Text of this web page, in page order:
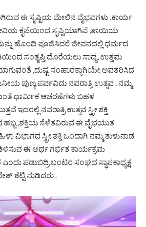
ಈ ಸೃಷ್ಟಿಯ ಮೇಲಿನ ವೈಭವಗಳು ,ಕಾರ್ಯ
ದೇವಿಯ ಕೃಪೆಯಿಂದ ಸೃಷ್ಟಿಯಾಗಿವೆ ,ತಾಯಿಯ
ಹೊಂದಿ ಪೂಜಿಸಿದರೆ ಜೀವನದಲ್ಲಿ ಧರ್ಮದ
ಸಂತೃಪ್ತಿ ದೊರೆಯಲು ಸಾದ್ಯ, ಉತ್ತಮ
,ದುಷ್ಟ ಸಂಹಾರಕ್ಕಾಗಿಯೇ ಅವತರಿಸಿದ
ಪುಣ್ಯ ಪರ್ವವಿದು ನವರಾತ್ರಿ ಉತ್ಸವ . ನಮ್ಮ
ಧಾರ್ಮಿಕ ಆಚರಣೆಗಳು ಬಹಳ
ಇದರಲ್ಲಿ ನವರಾತ್ರಿ ಉತ್ಸವ ಸ್ತ್ರೀ ಶಕ್ತಿ
ಹಬ್ಬ ,ಶಕ್ತಿಯ ಸೆಳೆತವಿರುವ ಈ ವೈಭಯುತ
ವಿಭಾಗದ ಸ್ತ್ರೀ ಶಕ್ತಿ ಒಂದಾಗಿ ನಮ್ಮ ತುಳುನಾಡ
ಈ ಅರ್ಥ ಗರ್ಭಿತ ಕಾರ್ಯಕ್ರಮ
ಪಡುಬಿದ್ರಿ ಬಂಟರ ಸಂಘದ ಸ್ಥಾಪಕಾಧ್ಯಕ್ಷ
ಶೆಟ್ಟಿ ನುಡಿದರು .